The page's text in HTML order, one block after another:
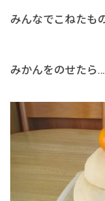
みんなでこねたも
みかんをのせた